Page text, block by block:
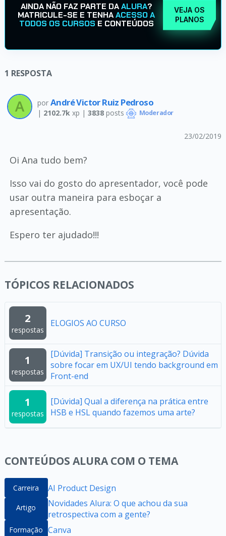
AINDA NÃO FAZ PARTE DAALURA?
MATRICULE-SE E TENHAACESSO A
TODOS OS CURSOS E CONTEÚDOS
VEJA OS
PLANOS
1 RESPOSTA
por André Victor Ruiz Pedroso
| 2102.7k xp | 3838posts Moderador
23/02/2019
Oi Ana tudo bem?
Isso vai do gosto do apresentador, você pode
usar outra maneira para esboçar a
apresentação.
Espero ter ajudado!!!
TÓPICOS RELACIONADOS
2
respostas
ELOGIOS AO CURSO
1
respostas
[Dúvida] Transição ou integração? Dúvida
sobre focar em UX/UI tendo background em
Front-end
1
respostas
[Dúvida] Qual a diferença na prática entre
HSB e HSL quando fazemos uma arte?
CONTEÚDOS ALURA COM O TEMA
Carreira AI Product Design
Artigo
Novidades Alura: O que achou da sua
retrospectiva com a gente?
Formação Canva